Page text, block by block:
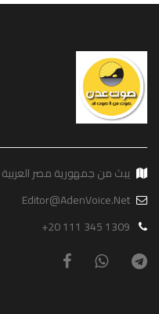
يبث من جمهورية مصر العربية
Editor@AdenVoice.Net
+20 111 345 1309